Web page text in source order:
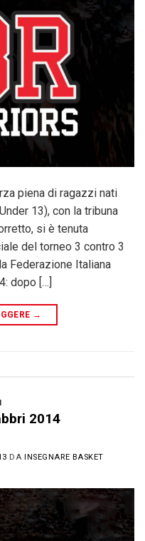
piena di ragazzi nati
13), con la tribuna
si è tenuta
del torneo 3 contro 3
Federazione Italiana
dopo […]
→
2014
DA
INSEGNARE BASKET